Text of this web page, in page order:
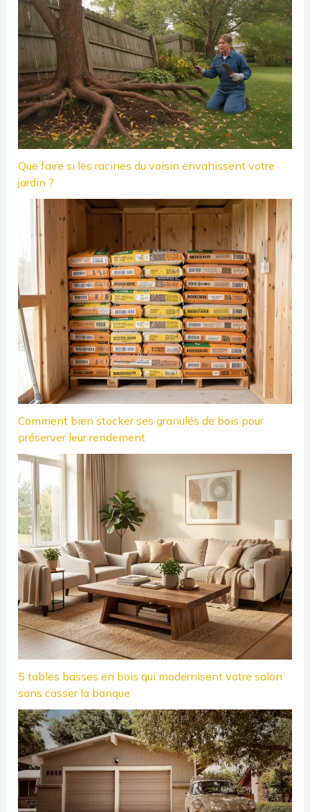
Que faire si les racines du voisin envahissent votre
jardin ?
Comment bien stocker ses granulés de bois pour
préserver leur rendement
5 tables basses en bois qui modernisent votre salon
sans casser la banque